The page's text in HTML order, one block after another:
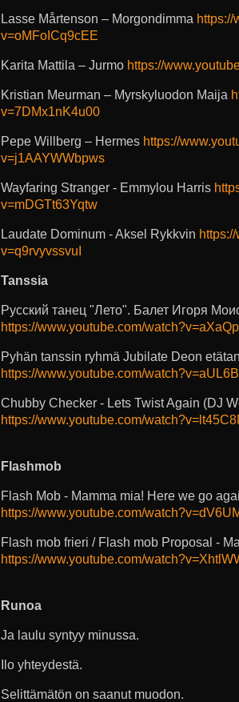
Lasse Mårtenson – Morgondimma https://
v=oMFoICq9cEE
Karita Mattila – Jurmo https://
Kristian Meurman – Myrskyluodon Maija
v=7DMx1nK4u00
Pepe Willberg – Hermes https://
v=j1AAYWWbpws
Wayfaring Stranger - Emmylou Harris
v=mDGTt63Yqtw
Laudate Dominum - Aksel Rykkvin
v=q9rvyvssvuI
Tanssia
Русский танец "Лето". Балет Игоря
https://www.youtube.com/
Pyhän tanssin ryhmä Jubilate Deon
https://www.youtube.com/
Chubby Checker - Lets Twist Again (DJ
https://www.youtube.com/
Flashmob
Flash Mob - Mamma mia! Here we go
https://www.youtube.com/
Flash mob frieri / Flash mob Proposal -
https://www.youtube.com/
Runoa
Ja laulu syntyy minussa.
Ilo yhteydestä.
Selittämätön on saanut muodon.